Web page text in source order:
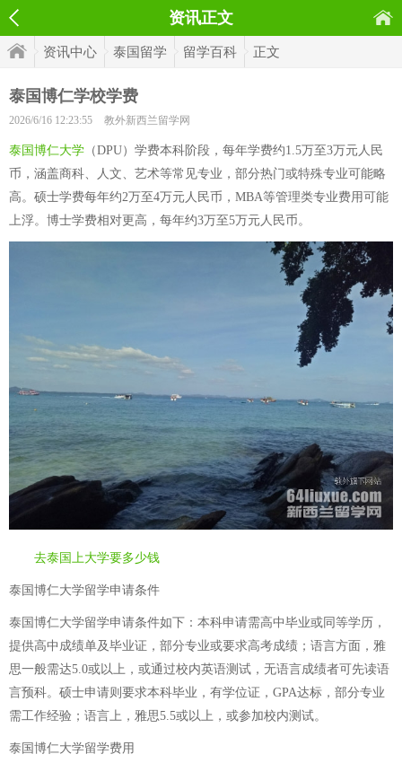
资讯正文
资讯中心 泰国留学 留学百科 正文
泰国博仁学校学费
2026/6/16 12:23:55 教外新西兰留学网
泰国博仁大学 （DPU）学费本科阶段，每年学费约1.5万至3万元人民
币，涵盖商科、人文、艺术等常见专业，部分热门或特殊专业可能略
高。硕士学费每年约2万至4万元人民币，MBA等管理类专业费用可能
上浮。博士学费相对更高，每年约3万至5万元人民币。
去泰国上大学要多少钱
泰国博仁大学留学申请条件
泰国博仁大学留学申请条件如下：本科申请需高中毕业或同等学历，
提供高中成绩单及毕业证，部分专业或要求高考成绩；语言方面，雅
思一般需达5.0或以上，或通过校内英语测试，无语言成绩者可先读语
言预科。硕士申请则要求本科毕业，有学位证，GPA达标，部分专业
需工作经验；语言上，雅思5.5或以上，或参加校内测试。
泰国博仁大学留学费用